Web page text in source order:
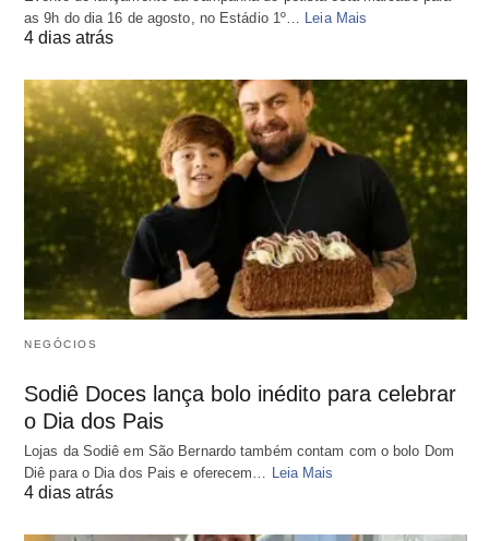
as 9h do dia 16 de agosto, no Estádio 1º… Leia Mais
4 dias atrás
NEGÓCIOS
Sodiê Doces lança bolo inédito para celebrar
o Dia dos Pais
Lojas da Sodiê em São Bernardo também contam com o bolo Dom
Diê para o Dia dos Pais e oferecem… Leia Mais
4 dias atrás